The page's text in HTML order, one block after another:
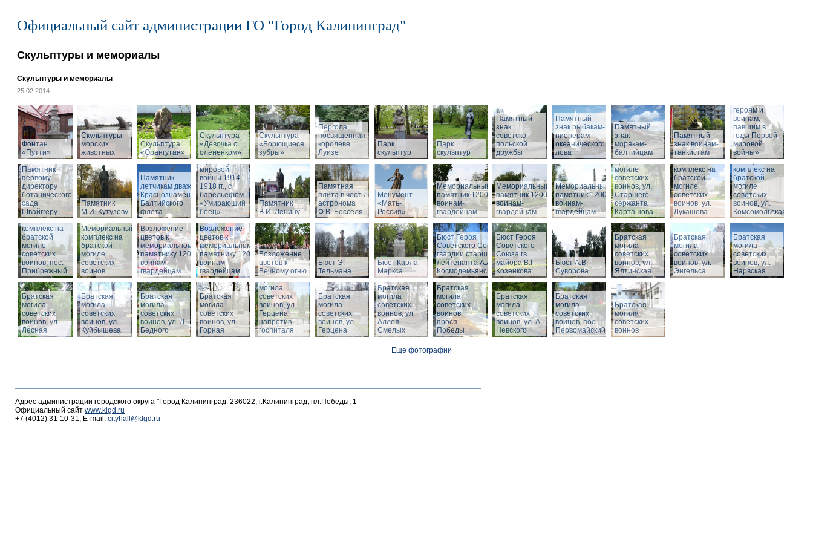
Официальный сайт администрации ГО "Город Калининград"
Скульптуры и мемориалы
Скульптуры и мемориалы
25.02.2014
Фонтан
«Путти»
Скульптуры
морских
животных
Скульптура
«Орангутан»
Скульптура
«Девочка с
олененком»
Скульптура
«Борющиеся
зубры»
Пергола,
посвященная
королеве
Луизе
Парк
скульптур
Парк
скульптур
Памятный
знак
советско-
польской
дружбы
Памятный
знак рыбакам-
пионерам
океанического
лова
Памятный
знак
морякам-
балтийцам
Памятный
знак воинам-
танкистам
героям и
воинам,
павшим в
годы Первой
мировой
войны»
Памятник
первому
директору
ботанического
сада
Швайггеру
Памятник
М.И. Кутузову
Памятник
летчикам дважды
Краснознаменного
Балтийского
флота
Памятник
воинам,
погибшим в
годы Первой
мировой
войны 1914-
1918 гг., с
барельефом
«Умирающий
боец»
Памятник
В.И. Ленину
Памятная
плита в честь
астронома
Ф.В. Бесселя
Монумент
«Мать-
Россия»
Мемориальный
памятник 1200
воинам-
гвардейцам
Мемориальный
памятник 1200
воинам-
гвардейцам
Мемориальный
памятник 1200
воинам-
гвардейцам
Мемориальный
комплекс на
братской
могиле
советских
воинов, ул.
Старшего
сержанта
Карташова
Мемориальный
комплекс на
братской
могиле
советских
воинов, ул.
Лукашова
Мемориальный
комплекс на
братской
могиле
советских
воинов, ул.
Комсомольская
Мемориальный
комплекс на
братской
могиле
советских
воинов, пос.
Прибрежный
Мемориальный
комплекс на
братской
могиле
советских
воинов
Возложение
цветов к
мемориальному
памятнику 1200
воинам-
гвардейцам
Возложение
цветов к
мемориальному
памятнику 1200
воинам-
гвардейцам
Возложение
цветов к
Вечному огню
Бюст Э.
Тельмана
Бюст Карла
Маркса
Бюст Героя
Советского Союза
гвардии старшего
лейтенанта А.А.
Космодемьянского
Бюст Героя
Советского
Союза гв.
майора В.Г.
Козенкова
Бюст А.В.
Суворова
Братская
могила
советских
воинов, ул.
Ялтинская
Братская
могила
советских
воинов, ул.
Энгельса
Братская
могила
советских
воинов, ул.
Нарвская
Братская
могила
советских
воинов, ул.
Лесная
Братская
могила
советских
воинов, ул.
Куйбышева
Братская
могила
советских
воинов, ул. Д.
Бедного
Братская
могила
советских
воинов, ул.
Горная
Братская
могила
советских
воинов, ул.
Герцена,
напротив
госпиталя
Братская
могила
советских
воинов, ул.
Герцена
Братская
могила
советских
воинов, ул.
Аллея
Смелых
Братская
могила
советских
воинов,
просп.
Победы
Братская
могила
советских
воинов, ул. А.
Невского
Братская
могила
советских
воинов, пос.
Первомайский
Братская
могила
советских
воинов
Еще фотографии
Адрес администрации городского округа "Город Калининград: 236022, г.Калининград, пл.Победы, 1
Официальный сайт www.klgd.ru
+7 (4012) 31-10-31, E-mail: cityhall@klgd.ru